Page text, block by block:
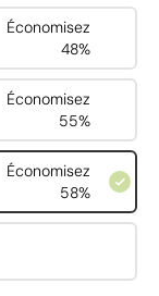
Économisez
48%
Économisez
55%
Économisez
58%